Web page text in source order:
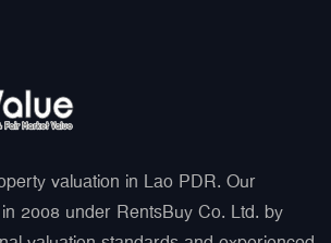
valuation in Lao PDR. Our
2008 under RentsBuy Co. Ltd. by